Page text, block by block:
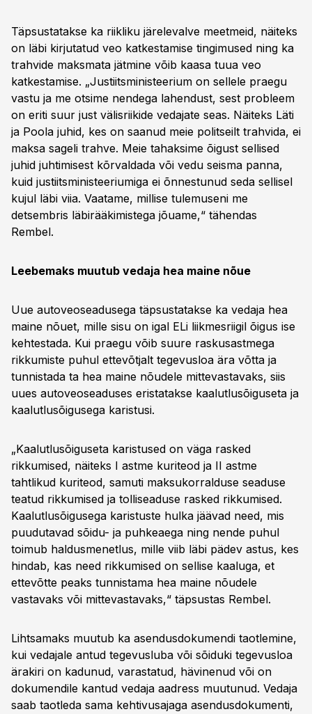
Täpsustatakse ka riikliku järelevalve meetmeid, näiteks
on läbi kirjutatud veo katkestamise tingimused ning ka
trahvide maksmata jätmine võib kaasa tuua veo
katkestamise. „Justiitsministeerium on sellele praegu
vastu ja me otsime nendega lahendust, sest probleem
on eriti suur just välisriikide vedajate seas. Näiteks Läti
ja Poola juhid, kes on saanud meie politseilt trahvida, ei
maksa sageli trahve. Meie tahaksime õigust sellised
juhid juhtimisest kõrvaldada või vedu seisma panna,
kuid justiitsministeeriumiga ei õnnestunud seda sellisel
kujul läbi viia. Vaatame, millise tulemuseni me
detsembris läbirääkimistega jõuame,“ tähendas
Rembel.
Leebemaks muutub vedaja hea maine nõue
Uue autoveoseadusega täpsustatakse ka vedaja hea
maine nõuet, mille sisu on igal ELi liikmesriigil õigus ise
kehtestada. Kui praegu võib suure raskusastmega
rikkumiste puhul ettevõtjalt tegevusloa ära võtta ja
tunnistada ta hea maine nõudele mittevastavaks, siis
uues autoveoseaduses eristatakse kaalutlusõiguseta ja
kaalutlusõigusega karistusi.
„Kaalutlusõiguseta karistused on väga rasked
rikkumised, näiteks I astme kuriteod ja II astme
tahtlikud kuriteod, samuti maksukorralduse seaduse
teatud rikkumised ja tolliseaduse rasked rikkumised.
Kaalutlusõigusega karistuste hulka jäävad need, mis
puudutavad sõidu- ja puhkeaega ning nende puhul
toimub haldusmenetlus, mille viib läbi pädev astus, kes
hindab, kas need rikkumised on sellise kaaluga, et
ettevõtte peaks tunnistama hea maine nõudele
vastavaks või mittevastavaks,“ täpsustas Rembel.
Lihtsamaks muutub ka asendusdokumendi taotlemine,
kui vedajale antud tegevusluba või sõiduki tegevusloa
ärakiri on kadunud, varastatud, hävinenud või on
dokumendile kantud vedaja aadress muutunud. Vedaja
saab taotleda sama kehtivusajaga asendusdokumenti,